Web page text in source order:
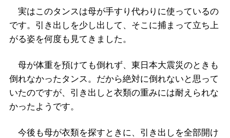
実はこのタンスは母が手すり代わりに使っているの
です。引き出しを少し出して、そこに捕まって立ち上
がる姿を何度も見てきました。
母が体重を預けても倒れず、東日本大震災のときも
倒れなかったタンス。だから絶対に倒れないと思って
いたのですが、引き出しと衣類の重みには耐えられな
かったようです。
今後も母が衣類を探すときに、引き出しを全部開け